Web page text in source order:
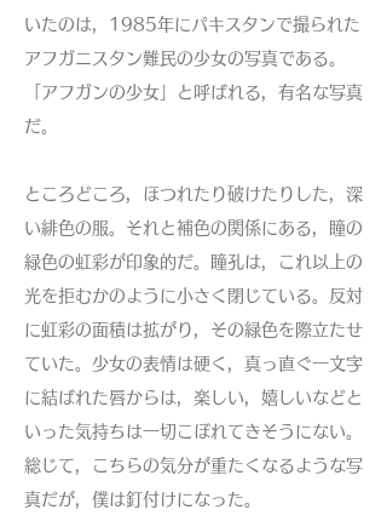
いたのは，1985年にパキスタンで撮られた
アフガニスタン難民の少女の写真である。
「アフガンの少女」と呼ばれる，有名な写真
だ。
ところどころ，ほつれたり破けたりした，深
い緋色の服。それと補色の関係にある，瞳の
緑色の虹彩が印象的だ。瞳孔は，これ以上の
光を拒むかのように小さく閉じている。反対
に虹彩の面積は拡がり，その緑色を際立たせ
ていた。少女の表情は硬く，真っ直ぐ一文字
に結ばれた唇からは，楽しい，嬉しいなどと
いった気持ちは一切こぼれてきそうにない。
総じて，こちらの気分が重たくなるような写
真だが，僕は釘付けになった。